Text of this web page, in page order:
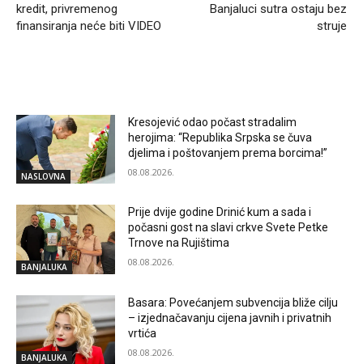
kredit, privremenog
finansiranja neće biti VIDEO
Banjaluci sutra ostaju bez
struje
NASLOVNA
Kresojević odao počast stradalim
herojima: “Republika Srpska se čuva
djelima i poštovanjem prema borcima!”
08.08.2026.
BANJALUKA
Prije dvije godine Drinić kum a sada i
počasni gost na slavi crkve Svete Petke
Trnove na Rujištima
08.08.2026.
BANJALUKA
Basara: Povećanjem subvencija bliže cilju
– izjednačavanju cijena javnih i privatnih
vrtića
08.08.2026.